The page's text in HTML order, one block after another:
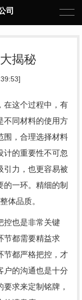
司
揭秘
在这个过程中，有
不同材料的使用方
围，合理选择材料
计的重要性不可忽
引力，也更容易被
的一环。精细的制
体品质。
控也是非常关键
节都需要精益求
节都严格把控，才
户的沟通也是十分
求来定制铭牌，